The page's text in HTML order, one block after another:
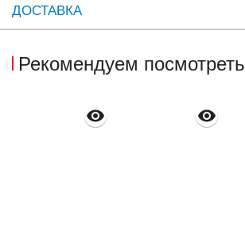
ДОСТАВКА
Рекомендуем посмотреть